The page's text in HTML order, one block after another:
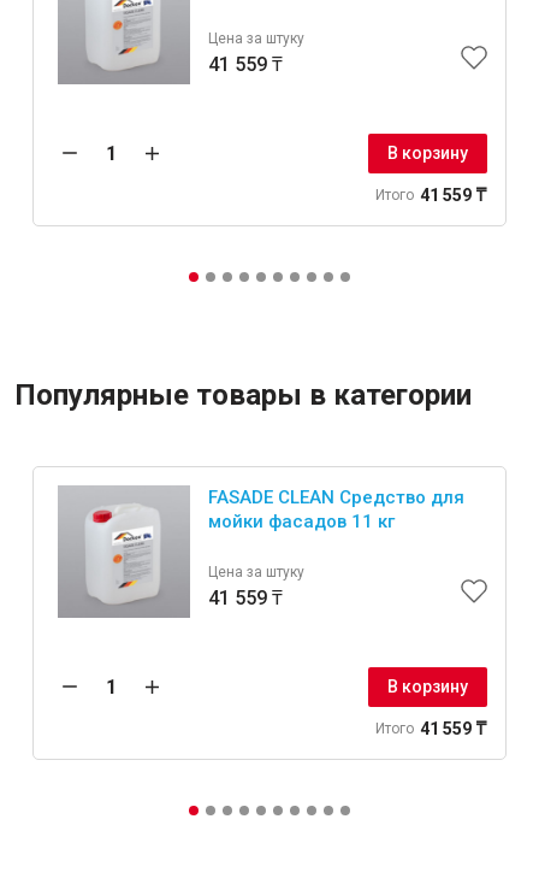
Цена за штуку
41 559 ₸
В корзину
Итого 41 559 ₸
Популярные товары в категории
FASADE CLEAN Средство для
мойки фасадов 11 кг
Цена за штуку
41 559 ₸
В корзину
Итого 41 559 ₸